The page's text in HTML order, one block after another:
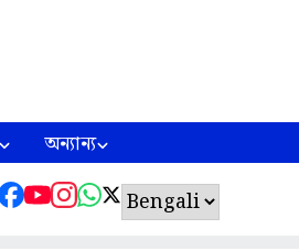
অন্যান্য